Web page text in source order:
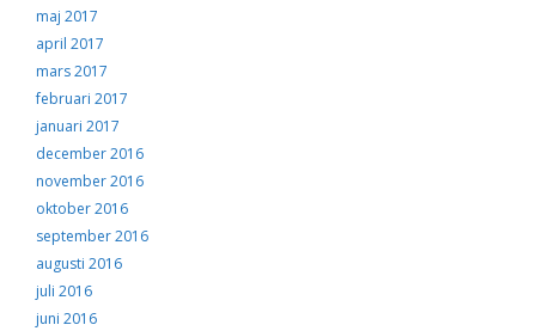
maj 2017
april 2017
mars 2017
februari 2017
januari 2017
december 2016
november 2016
oktober 2016
september 2016
augusti 2016
juli 2016
juni 2016